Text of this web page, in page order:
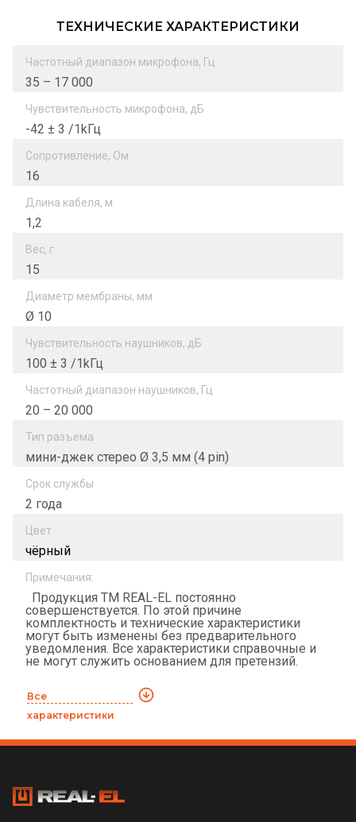
ТЕХНИЧЕСКИЕ ХАРАКТЕРИСТИКИ
Частотный диапазон микрофона, Гц
35 – 17 000
Чувствительность микрофона, дБ
-42 ± 3 /1kГц
Сопротивление, Ом
16
Длина кабеля, м
1,2
Вес, г
15
Диаметр мембраны, мм
Ø 10
Чувствительность наушников, дБ
100 ± 3 /1kГц
Частотный диапазон наушников, Гц
20 – 20 000
Тип разъема
мини-джек стерео Ø 3,5 мм (4 pin)
Срок службы
2 года
Цвет
чёрный
Примечания:
Продукция ТМ REAL-EL постоянно
совершенствуется. По этой причине
комплектность и технические характеристики
могут быть изменены без предварительного
уведомления. Все характеристики справочные и
не могут служить основанием для претензий.
Все
характеристики